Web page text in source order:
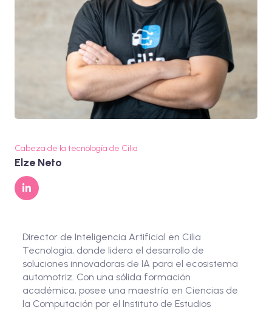
Cabeza de la tecnología de Cília
Elze Neto
Director de Inteligencia Artificial en Cilia
Tecnologia, donde lidera el desarrollo de
soluciones innovadoras de IA para el ecosistema
automotriz. Con una sólida formación
académica, posee una maestría en Ciencias de
la Computación por el Instituto de Estudios